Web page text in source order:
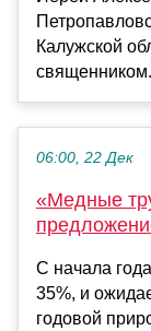
Калужской
06:00, 22 Дек
«Медные
С начала
35%, и
годовой